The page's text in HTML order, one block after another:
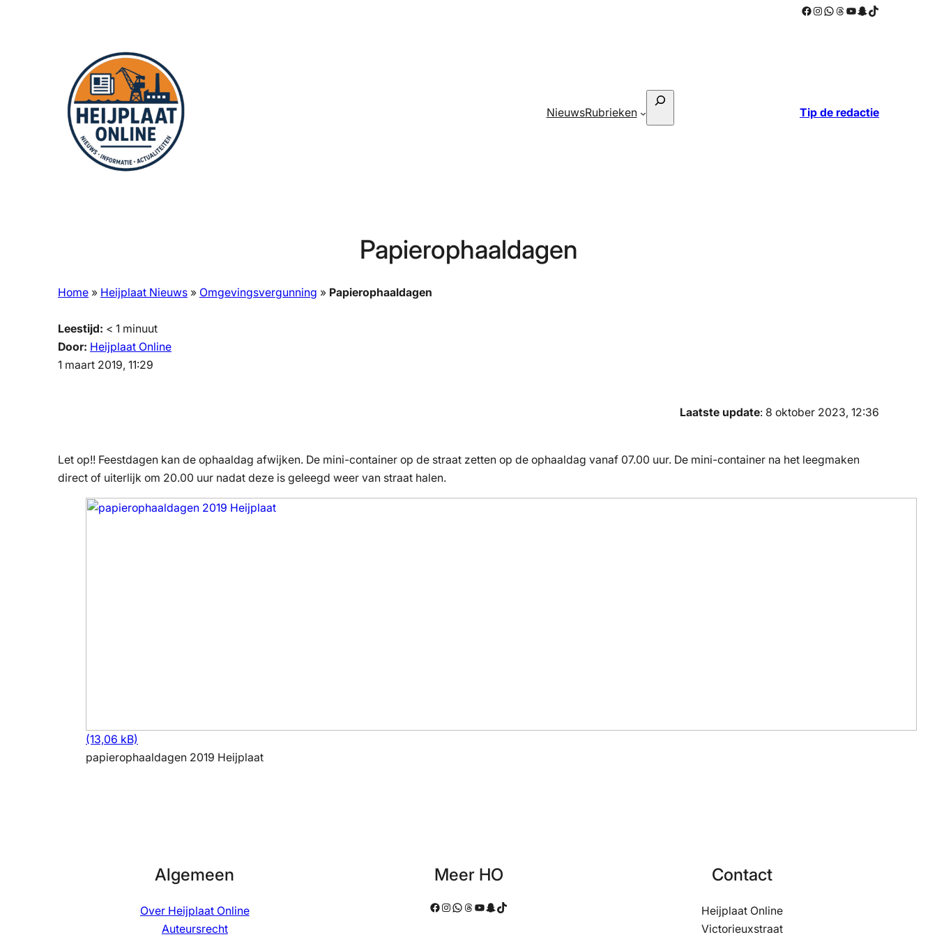
Facebook
Instagram
WhatsApp
Threads
YouTube
Snapchat
TikTok
NieuwsRubrieken
Zoeken
Tip de redactie
Papierophaaldagen
Home » Heijplaat Nieuws » Omgevingsvergunning » Papierophaaldagen
Leestijd: < 1 minuut
Door: Heijplaat Online
1 maart 2019, 11:29
Laatste update: 8 oktober 2023, 12:36
Let op!! Feestdagen kan de ophaaldag afwijken. De mini-container op de straat zetten op de ophaaldag vanaf 07.00 uur. De mini-container na het leegmaken
direct of uiterlijk om 20.00 uur nadat deze is geleegd weer van straat halen.
papierophaaldagen 2019 Heijplaat
Algemeen
Over Heijplaat Online
Auteursrecht
Meer HO
Facebook Instagram WhatsApp Threads YouTube Snapchat TikTok
Contact
Heijplaat Online
Victorieuxstraat